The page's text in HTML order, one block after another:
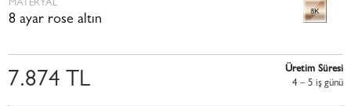
MATERYAL
8 ayar rose altın
7.874 TL
Üretim Süresi
4 – 5 i̇ş günü